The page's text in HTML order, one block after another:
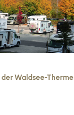
Waldsee-Therme